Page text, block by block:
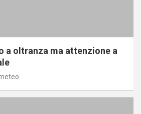
a oltranza ma attenzione a